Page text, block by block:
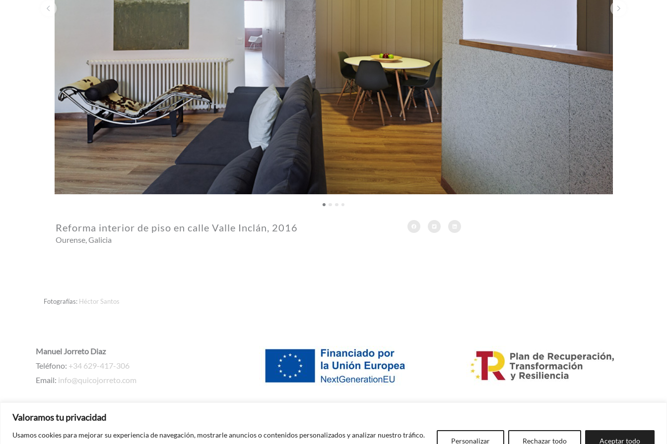
Valoramos tu privacidad
Usamos cookies para mejorar su experiencia de navegación, mostrarle anuncios o contenidos personalizados y analizar nuestro tráfico.
Personalizar Rechazar todo Aceptar todo
Reforma interior de piso en calle Valle Inclán, 2016
Ourense, Galicia
Fotografías: Héctor Santos
Manuel Jorreto Diaz
Teléfono: +34 629-417-306
Email: info@quicojorreto.com
©Quico Jorreto Arquitectura2026